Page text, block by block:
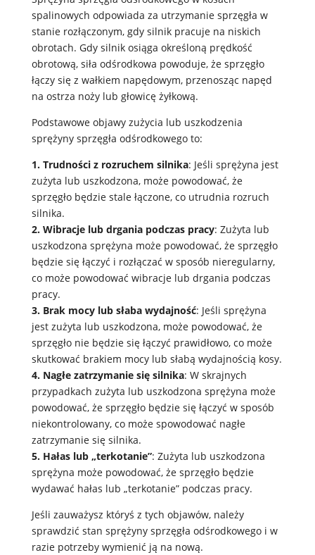
spalinowych odpowiada za utrzymanie sprzęgła w
stanie rozłączonym, gdy silnik pracuje na niskich
obrotach. Gdy silnik osiąga określoną prędkość
obrotową, siła odśrodkowa powoduje, że sprzęgło
łączy się z wałkiem napędowym, przenosząc napęd
na ostrza noży lub głowicę żyłkową.
Podstawowe objawy zużycia lub uszkodzenia
sprężyny sprzęgła odśrodkowego to:
1. Trudności z rozruchem silnika: Jeśli sprężyna jest
zużyta lub uszkodzona, może powodować, że
sprzęgło będzie stale łączone, co utrudnia rozruch
silnika.
2. Wibracje lub drgania podczas pracy: Zużyta lub
uszkodzona sprężyna może powodować, że sprzęgło
będzie się łączyć i rozłączać w sposób nieregularny,
co może powodować wibracje lub drgania podczas
pracy.
3. Brak mocy lub słaba wydajność: Jeśli sprężyna
jest zużyta lub uszkodzona, może powodować, że
sprzęgło nie będzie się łączyć prawidłowo, co może
skutkować brakiem mocy lub słabą wydajnością kosy.
4. Nagłe zatrzymanie się silnika: W skrajnych
przypadkach zużyta lub uszkodzona sprężyna może
powodować, że sprzęgło będzie się łączyć w sposób
niekontrolowany, co może spowodować nagłe
zatrzymanie się silnika.
5. Hałas lub „terkotanie”: Zużyta lub uszkodzona
sprężyna może powodować, że sprzęgło będzie
wydawać hałas lub „terkotanie” podczas pracy.
Jeśli zauważysz któryś z tych objawów, należy
sprawdzić stan sprężyny sprzęgła odśrodkowego i w
razie potrzeby wymienić ją na nową.